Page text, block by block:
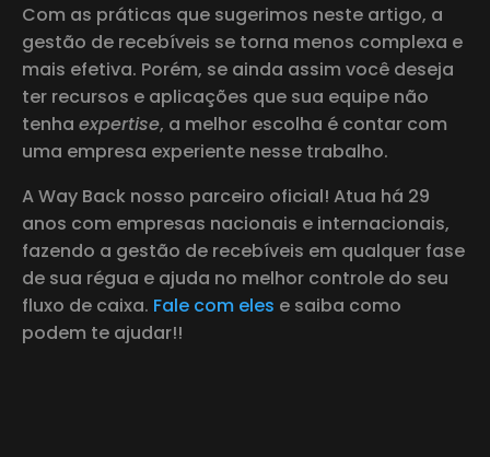
Com as práticas que sugerimos neste artigo, a
gestão de recebíveis se torna menos complexa e
mais efetiva. Porém, se ainda assim você deseja
ter recursos e aplicações que sua equipe não
tenha expertise, a melhor escolha é contar com
uma empresa experiente nesse trabalho.
A Way Back nosso parceiro oficial! Atua há 29
anos com empresas nacionais e internacionais,
fazendo a gestão de recebíveis em qualquer fase
de sua régua e ajuda no melhor controle do seu
fluxo de caixa. Fale com eles e saiba como
podem te ajudar!!